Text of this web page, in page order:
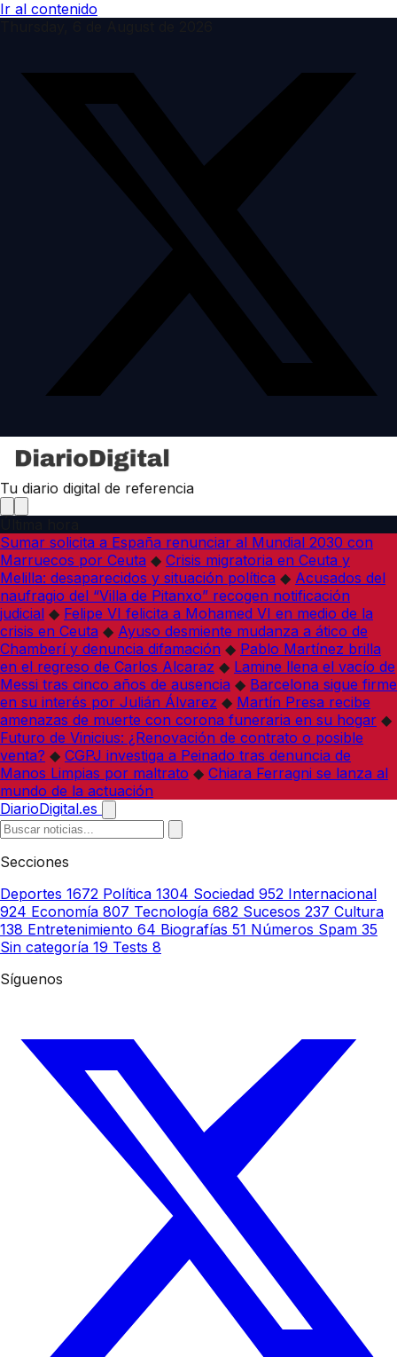
Ir al contenido
Tu diario digital de referencia
Sumar solicita a España renunciar al Mundial 2030 con
Marruecos por Ceuta ◆ Crisis migratoria en Ceuta y
Melilla: desaparecidos y situación política ◆ Acusados del
naufragio del “Villa de Pitanxo” recogen notificación
judicial ◆ Felipe VI felicita a Mohamed VI en medio de la
crisis en Ceuta ◆ Ayuso desmiente mudanza a ático de
Chamberí y denuncia difamación ◆ Pablo Martínez brilla
en el regreso de Carlos Alcaraz ◆ Lamine llena el vacío de
Messi tras cinco años de ausencia ◆ Barcelona sigue firme
en su interés por Julián Álvarez ◆ Martín Presa recibe
amenazas de muerte con corona funeraria en su hogar ◆
Futuro de Vinicius: ¿Renovación de contrato o posible
venta? ◆ CGPJ investiga a Peinado tras denuncia de
Manos Limpias por maltrato ◆ Chiara Ferragni se lanza al
mundo de la actuación
DiarioDigital.es
Secciones
Deportes 1672 Política 1304 Sociedad 952 Internacional
924 Economía 807 Tecnología 682 Sucesos 237 Cultura
138 Entretenimiento 64 Biografías 51 Números Spam 35
Sin categoría 19 Tests 8
Síguenos